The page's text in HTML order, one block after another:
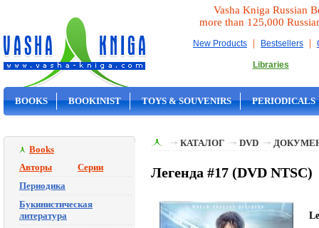
Vasha Kniga Russian
more than 125,000
New Products | Bestsellers |
Libraries
BOOKS BOOKINIST TOYS & SOUVENIRS PERIODICALS
Books
Авторы
Серии
Периодика
Букинистическая
литература
КАТАЛОГ DVD
Легенда #17 (DVD NTSC)